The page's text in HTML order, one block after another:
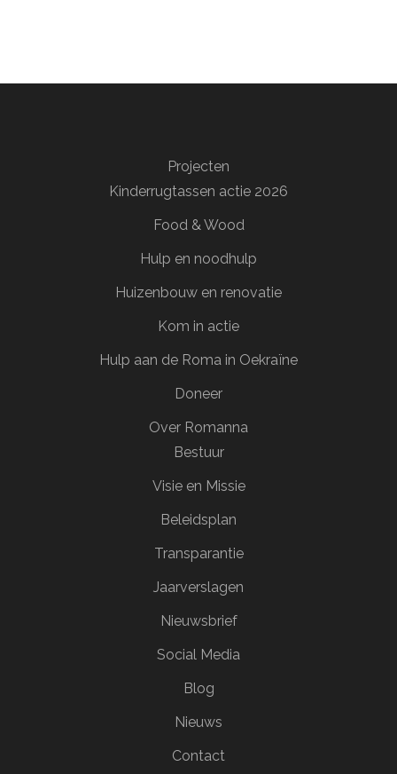
Projecten
Kinderrugtassen actie 2026
Food & Wood
Hulp en noodhulp
Huizenbouw en renovatie
Kom in actie
Hulp aan de Roma in Oekraïne
Doneer
Over Romanna
Bestuur
Visie en Missie
Beleidsplan
Transparantie
Jaarverslagen
Nieuwsbrief
Social Media
Blog
Nieuws
Contact